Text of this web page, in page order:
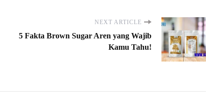
NEXT ARTICLE
5 Fakta Brown Sugar Aren yang Wajib
Kamu Tahu!